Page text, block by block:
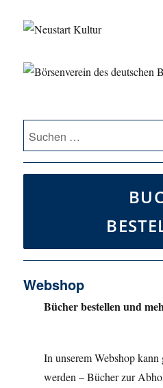
Suche
nach:
Webshop
Bücher bestellen und
In unserem Webshop
werden – Bücher zur